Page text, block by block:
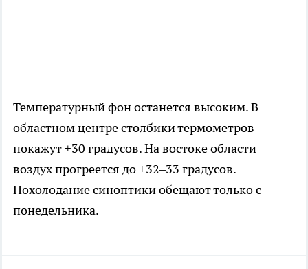
Температурный фон останется высоким. В
областном центре столбики термометров
покажут +30 градусов. На востоке области
воздух прогреется до +32–33 градусов.
Похолодание синоптики обещают только с
понедельника.